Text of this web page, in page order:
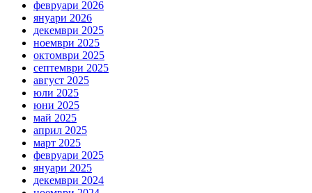
февруари 2026
януари 2026
декември 2025
ноември 2025
октомври 2025
септември 2025
август 2025
юли 2025
юни 2025
май 2025
април 2025
март 2025
февруари 2025
януари 2025
декември 2024